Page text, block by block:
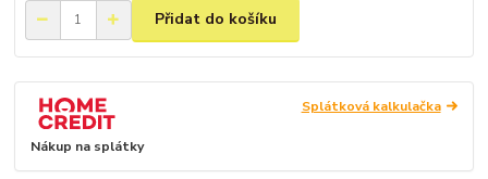
Přidat do košíku
Splátková kalkulačka
Nákup na splátky